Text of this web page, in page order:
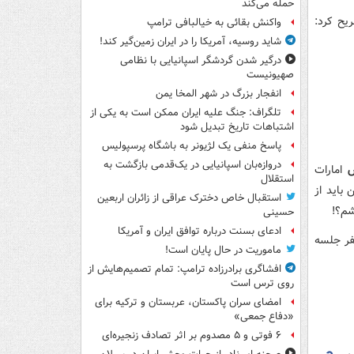
تصریح کرد:
امارات
از
جلسه
حمله می‌کند
واکنش بقائی به خیالبافی ترامپ
شاید روسیه، آمریکا را در ایران زمین‌گیر کند!
درگیر شدن گردشگر اسپانیایی با نظامی
صهیونیست
انفجار بزرگ در شهر المخا یمن
تلگراف: جنگ علیه ایران ممکن است به یکی از
اشتباهات تاریخ تبدیل شود
پاسخ منفی یک لژیونر به باشگاه پرسپولیس
دروازه‌بان اسپانیایی در یک‌قدمی بازگشت به
استقلال
استقبال خاص دخترک عراقی از زائران اربعین
حسینی
ادعای بسنت درباره توافق ایران و آمریکا
ماموریت در حال پایان است!
افشاگری برادرزاده ترامپ: تمام تصمیم‌هایش از
روی ترس است
امضای سران پاکستان، عربستان و ترکیه برای
«دفاع جمعی»
۶ فوتی و ۵ مصدوم بر اثر تصادف زنجیره‌ای